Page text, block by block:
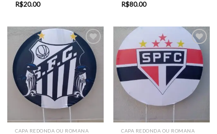
R$20.00
R$80.00
Add to
wishlist
CAPA REDONDA OU ROMANA
Add to
wishlist
CAPA REDONDA OU ROMANA